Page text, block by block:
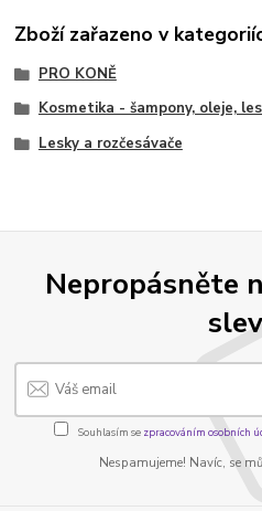
Zboží zařazeno v
PRO KONĚ
Kosmetika - šampony, oleje,
Lesky a rozčesávače
Nepropásněte
Souhlasím se zpracováním osobních
Nespamujeme! Navíc, se